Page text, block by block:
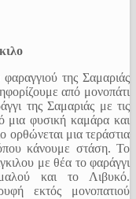
της Σαμαριάς
από μονοπάτι
της Σαμαριάς με τις
μια φυσική καμάρα και
ορθώνεται μια τεράστια
κάνουμε στάση. Το
με θέα το φαράγγι
και το Λιβυκό.
εκτός μονοπατιού